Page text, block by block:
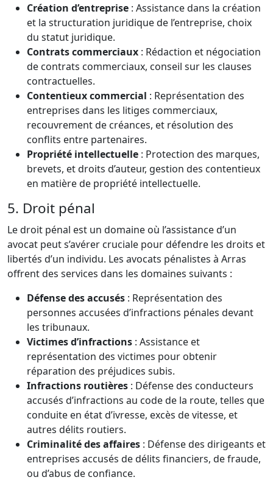
Création d’entreprise : Assistance dans la création
et la structuration juridique de l’entreprise, choix
du statut juridique.
Contrats commerciaux : Rédaction et négociation
de contrats commerciaux, conseil sur les clauses
contractuelles.
Contentieux commercial : Représentation des
entreprises dans les litiges commerciaux,
recouvrement de créances, et résolution des
conflits entre partenaires.
Propriété intellectuelle : Protection des marques,
brevets, et droits d’auteur, gestion des contentieux
en matière de propriété intellectuelle.
5. Droit pénal
Le droit pénal est un domaine où l’assistance d’un
avocat peut s’avérer cruciale pour défendre les droits et
libertés d’un individu. Les avocats pénalistes à Arras
offrent des services dans les domaines suivants :
Défense des accusés : Représentation des
personnes accusées d’infractions pénales devant
les tribunaux.
Victimes d’infractions : Assistance et
représentation des victimes pour obtenir
réparation des préjudices subis.
Infractions routières : Défense des conducteurs
accusés d’infractions au code de la route, telles que
conduite en état d’ivresse, excès de vitesse, et
autres délits routiers.
Criminalité des affaires : Défense des dirigeants et
entreprises accusés de délits financiers, de fraude,
ou d’abus de confiance.